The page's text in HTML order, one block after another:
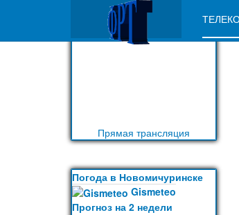
VK9562
Прямая трансляция
Погода в Новомичуринске
Gismeteo
Прогноз на 2 недели